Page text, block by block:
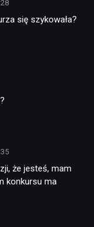
się szykowała?
że jesteś, mam
konkursu ma